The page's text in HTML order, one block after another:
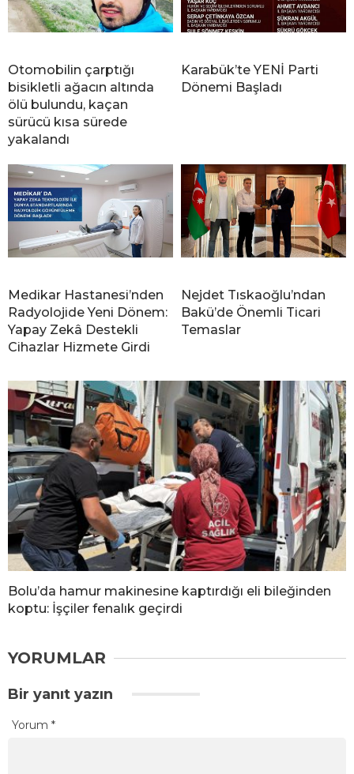
Otomobilin çarptığı
bisikletli ağacın altında
ölü bulundu, kaçan
sürücü kısa sürede
yakalandı
Karabük’te YENİ Parti
Dönemi Başladı
Medikar Hastanesi’nden
Radyolojide Yeni Dönem:
Yapay Zekâ Destekli
Cihazlar Hizmete Girdi
Nejdet Tıskaoğlu’ndan
Bakü’de Önemli Ticari
Temaslar
Bolu’da hamur makinesine kaptırdığı eli bileğinden
koptu: İşçiler fenalık geçirdi
YORUMLAR
Bir yanıt yazın
Yorum *